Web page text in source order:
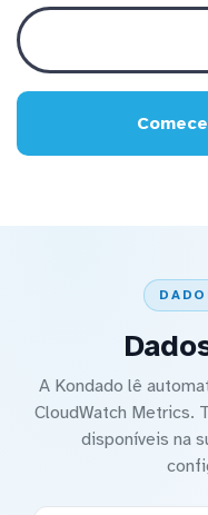
A Kondado lê
CloudWatch Metrics.
disponíveis na